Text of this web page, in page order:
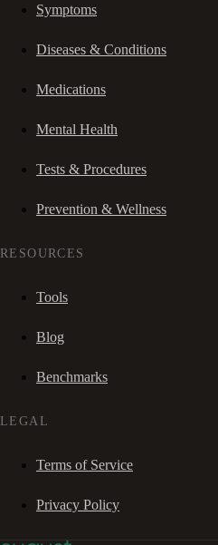
Symptoms
Diseases & Conditions
Medications
Mental Health
Tests & Procedures
Prevention & Wellness
RESOURCES
Tools
Blog
Benchmarks
LEGAL
Terms of Service
Privacy Policy